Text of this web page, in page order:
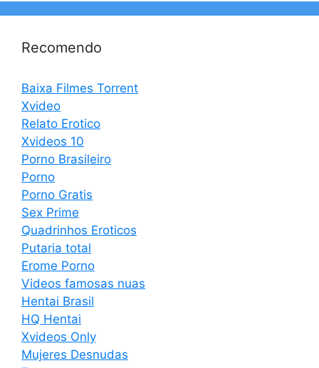
Recomendo
Baixa Filmes Torrent
Xvideo
Relato Erotico
Xvideos 10
Porno Brasileiro
Porno
Porno Gratis
Sex Prime
Quadrinhos Eroticos
Putaria total
Erome Porno
Videos famosas nuas
Hentai Brasil
HQ Hentai
Xvideos Only
Mujeres Desnudas